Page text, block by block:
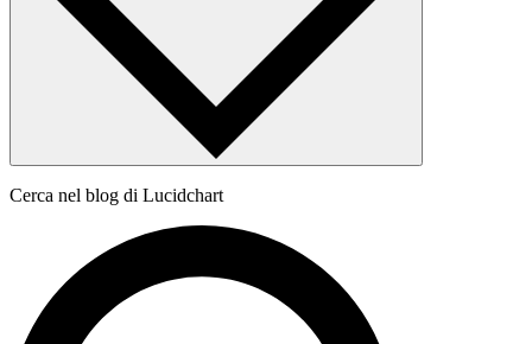
Cerca nel blog di Lucidchart